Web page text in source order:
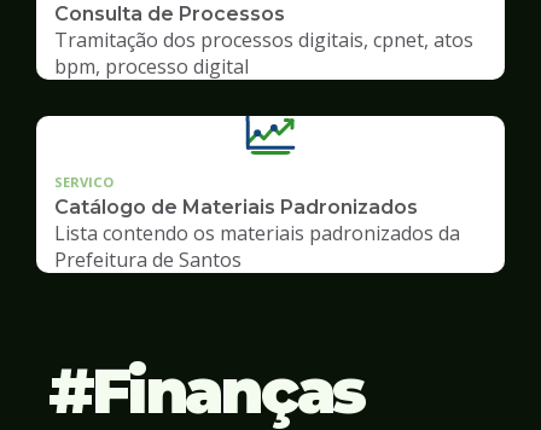
Consulta de Processos
Tramitação dos processos digitais, cpnet, atos
bpm, processo digital
SERVICO
Catálogo de Materiais Padronizados
Lista contendo os materiais padronizados da
Prefeitura de Santos
Finanças